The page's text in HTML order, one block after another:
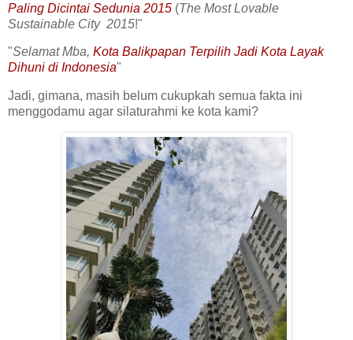
Paling Dicintai Sedunia 2015 (The Most Lovable
Sustainable City 2015!"
"Selamat Mba, Kota Balikpapan Terpilih Jadi Kota Layak
Dihuni di Indonesia"
Jadi, gimana, masih belum cukupkah semua fakta ini
menggodamu agar silaturahmi ke kota kami?